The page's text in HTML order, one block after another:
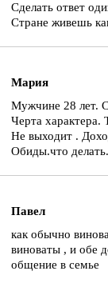
Сделать ответ
Стране живешь
Мария
Мужчине 28 лет.
Черта характера.
Не выходит .
Обиды.что
Павел
как обычно
виноваты , и обе
общение в семье